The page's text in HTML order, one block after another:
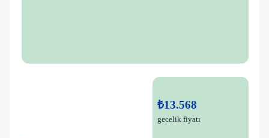
₺13.568
gecelik fiyatı